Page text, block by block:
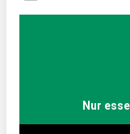
Das Berliner
Nur